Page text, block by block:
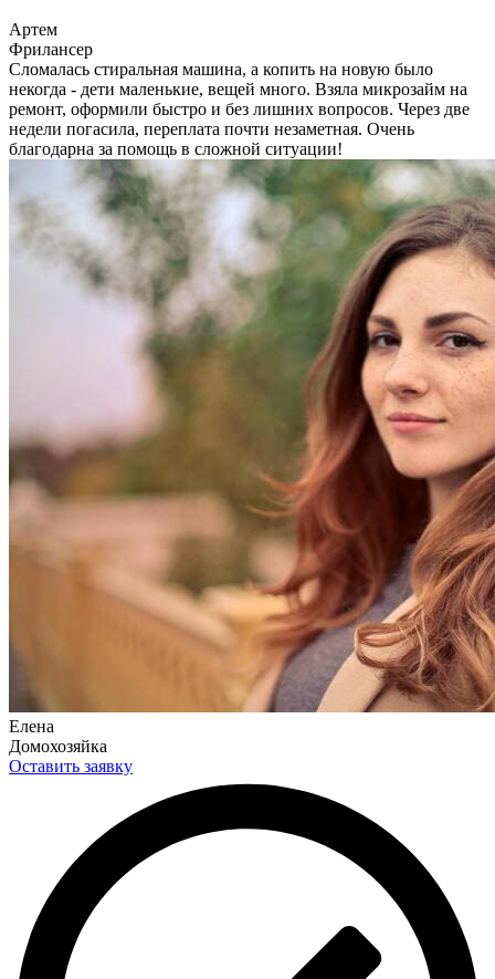
Артем
Фрилансер
Сломалась стиральная машина, а копить на новую было
некогда - дети маленькие, вещей много. Взяла микрозайм на
ремонт, оформили быстро и без лишних вопросов. Через две
недели погасила, переплата почти незаметная. Очень
благодарна за помощь в сложной ситуации!
Елена
Домохозяйка
Оставить заявку